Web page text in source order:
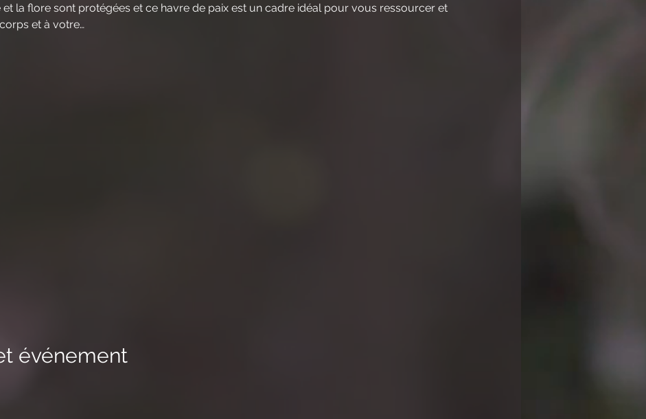
la flore sont protégées et ce havre de paix est un cadre idéal pour vous ressourcer et
et à votre…
événement